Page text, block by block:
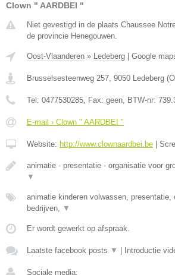
Clown " AARDBEI "
Niet gevestigd in de plaats Chaussee
de provincie Henegouwen.
Oost-Vlaanderen » Ledeberg Google
Brusselsesteenweg 257, 9050 Ledeberg (
Tel: 0477530285, Fax: geen, BTW-nr:
E-mail › Clown " AARDBEI "
Website: http://www.clownaardbei.be
animatie - presentatie - organisatie voor
▼
animatie kinderen volwassen, presentatie,
bedrijven, ▼
Er wordt gewerkt op afspraak.
Laatste facebook posts ▼ Introductie
Sociale media: